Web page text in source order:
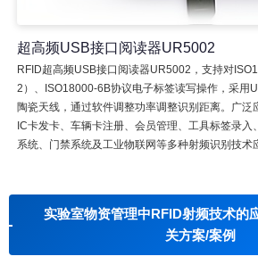
超高频USB接口阅读器UR5002
RFID超高频USB接口阅读器UR5002，支持对
2）、ISO18000-6B协议电子标签读写操作，采用
陶瓷天线，通过软件调整功率调整识别距离。广泛
IC卡发卡、车辆卡注册、会员管理、工具标签录入
系统、门禁系统及工业物联网等多种射频识别技术
实验室物资管理中RFID射频技术的
关方案/案例